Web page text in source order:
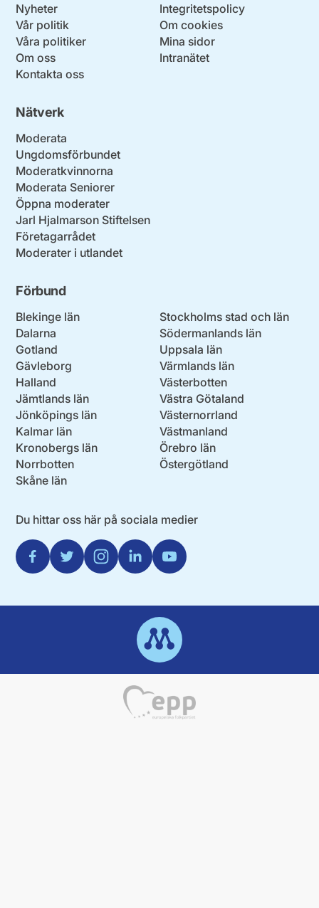
Nyheter
Vår politik
Våra politiker
Om oss
Kontakta oss
Integritetspolicy
Om cookies
Mina sidor
Intranätet
Nätverk
Moderata
Ungdomsförbundet
Moderatkvinnorna
Moderata Seniorer
Öppna moderater
Jarl Hjalmarson Stiftelsen
Företagarrådet
Moderater i utlandet
Förbund
Blekinge län
Dalarna
Gotland
Gävleborg
Halland
Jämtlands län
Jönköpings län
Kalmar län
Kronobergs län
Norrbotten
Skåne län
Stockholms stad och län
Södermanlands län
Uppsala län
Värmlands län
Västerbotten
Västra Götaland
Västernorrland
Västmanland
Örebro län
Östergötland
Du hittar oss här på sociala medier
FacebookTwitterInstagramLinkedinYoutube